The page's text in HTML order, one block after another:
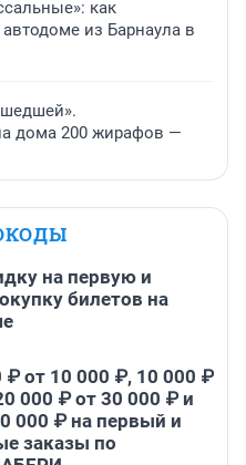
как
из Барнаула в
дома 200 жирафов —
на первую и
билетов на
₽ от 10 000 ₽, 10 000 ₽
000 ₽ от 30 000 ₽ и
000 ₽ на первый и
заказы по